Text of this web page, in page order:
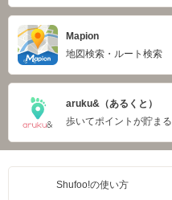
Mapion
地図検索・ルート検索
aruku&（あるくと）
歩いてポイントが貯まる
Shufoo!の使い方